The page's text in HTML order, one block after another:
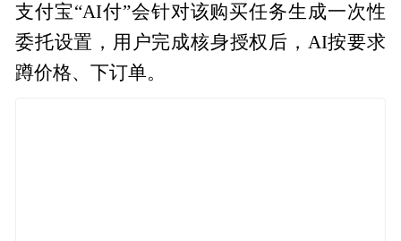
支付宝“AI付”会针对该购买任务生成一次性
委托设置，用户完成核身授权后，AI按要求
蹲价格、下订单。